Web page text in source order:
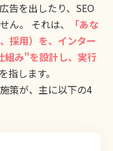
告を出したり、SEO
ん。 それは、
「あな
採用）を、インター
組み"を設計し、実行
指します。
策が、主に以下の4